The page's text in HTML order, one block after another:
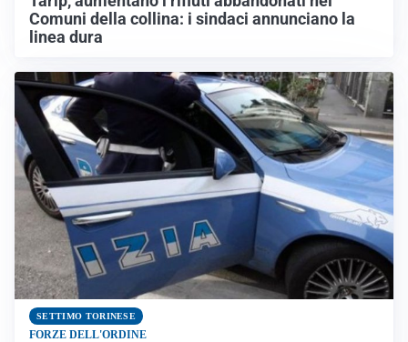
Comuni della collina: i sindaci annunciano la
linea dura
SETTIMO TORINESE
FORZE DELL'ORDINE